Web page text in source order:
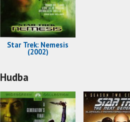
Star Trek: Nemesis
(2002)
Hudba